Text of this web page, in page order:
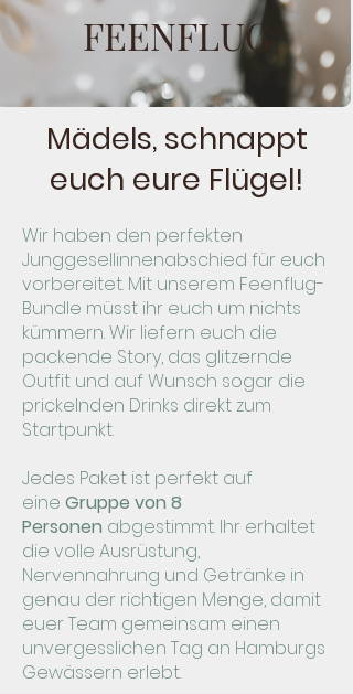
FEENFLUG
Mädels, schnappt
euch eure Flügel!
Wir haben den perfekten
Junggesellinnenabschied für euch
vorbereitet. Mit unserem Feenflug-
Bundle müsst ihr euch um nichts
kümmern. Wir liefern euch die
packende Story, das glitzernde
Outfit und auf Wunsch sogar die
prickelnden Drinks direkt zum
Startpunkt.
Jedes Paket ist perfekt auf
eine Gruppe von 8
Personen abgestimmt. Ihr erhaltet
die volle Ausrüstung,
Nervennahrung und Getränke in
genau der richtigen Menge, damit
euer Team gemeinsam einen
unvergesslichen Tag an Hamburgs
Gewässern erlebt.